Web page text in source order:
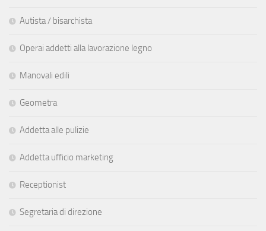
Autista / bisarchista
Operai addetti alla lavorazione legno
Manovali edili
Geometra
Addetta alle pulizie
Addetta ufficio marketing
Receptionist
Segretaria di direzione